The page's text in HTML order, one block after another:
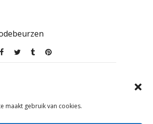
maakt gebruik van cookies.